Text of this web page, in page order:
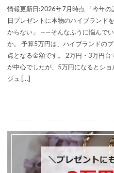
情報更新日:2026年7月時点 「今年
日プレゼントに本物のハイブランド
からない」 ——そんなふうに悩んで
か。 予算5万円は、ハイブランドの
点となる金額です。 2万円・3万円
が中心でしたが、5万円になるとシ
ジュ […]